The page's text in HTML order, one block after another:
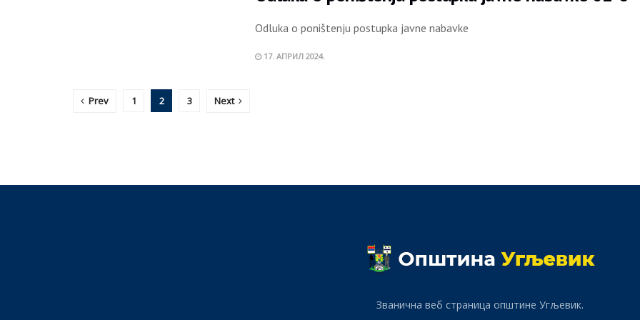
Odluka o poništenju postupka javne nabavke
17. АПРИЛ 2024.
Prev 1 2 3 Next
Званична веб страница општине Угљевик.